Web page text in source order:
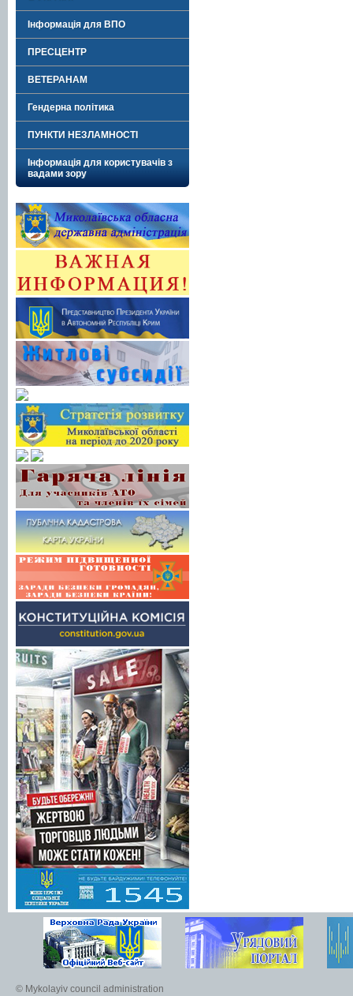
Інформація для ВПО
ПРЕСЦЕНТР
ВЕТЕРАНАМ
Гендерна політика
ПУНКТИ НЕЗЛАМНОСТІ
Інформація для користувачів з
вадами зору
© Mykolayiv council administration